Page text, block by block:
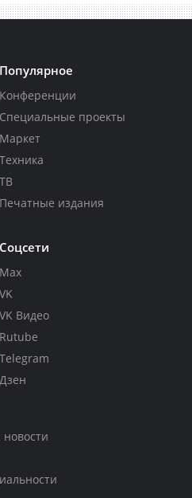
Популярное
Конференции
Специальные проекты
Маркет
Техника
ТВ
Печатные издания
Соцсети
Max
VK
VK Видео
Rutube
Telegram
Дзен